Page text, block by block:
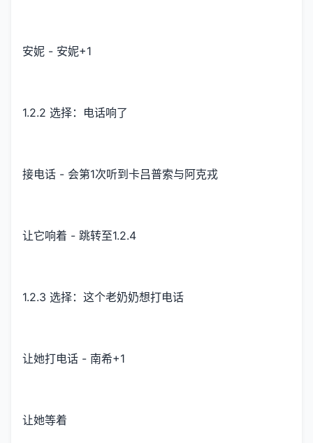
安妮 - 安妮+1
1.2.2 选择：电话响了
接电话 - 会第1次听到卡吕普索与阿克戎
让它响着 - 跳转至1.2.4
1.2.3 选择：这个老奶奶想打电话
让她打电话 - 南希+1
让她等着